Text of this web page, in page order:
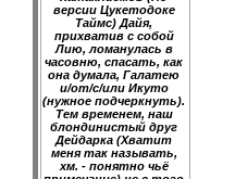
версии Цукетодоке
Таймс) Дайя,
прихватив с собой
Лию, ломанулась в
часовню, спасать, как
она думала, Галатею
и/от/с/или Икуто
(нужное подчеркнуть).
Тем временем, наш
блондинистый друг
Дейдарка (Хватит
меня так называть,
хм. - понятно чьё